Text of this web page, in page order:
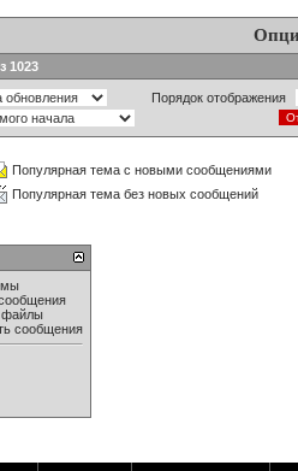
1023
Порядок отображения
Популярная тема с новыми сообщениями
Популярная тема без новых сообщений
файлы
сообщения